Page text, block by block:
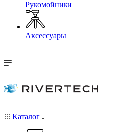
Рукомойники
Аксессуары
Каталог